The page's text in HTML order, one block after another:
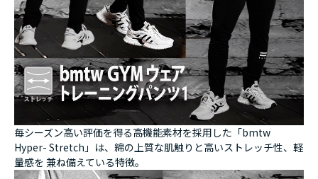
毎シーズン高い評価を得る高機能素材を採用した「bmtw
Hyper- Stretch」は、綿の上質な肌触りと高いストレッチ性、軽
量感を 兼ね備えている特徴。